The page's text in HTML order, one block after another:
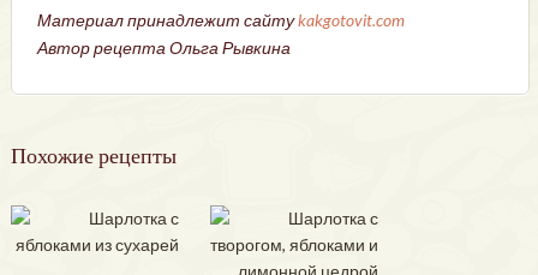
Материал принадлежит сайтуkakgotovit.com
Автор рецепта Ольга Рывкина
Похожие рецепты